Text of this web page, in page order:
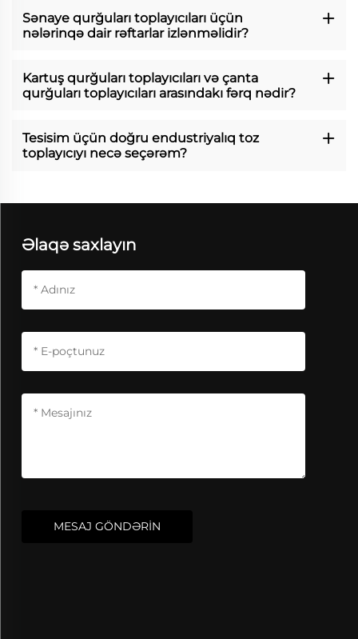
Sənaye qurğuları toplayıcıları üçün
nələrinqə dair rəftarlar izlənməlidir?
Kartuş qurğuları toplayıcıları və çanta
qurğuları toplayıcıları arasındakı fərq nədir?
Tesisim üçün doğru endustriyalıq toz
toplayıcıyı necə seçərəm?
Əlaqə saxlayın
MESAJ GÖNDƏRİN